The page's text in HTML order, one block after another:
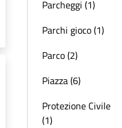
Parcheggi (1)
Parchi gioco (1)
Parco (2)
Piazza (6)
Protezione Civile
(1)